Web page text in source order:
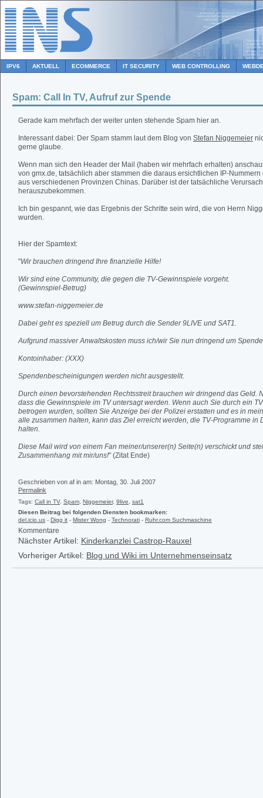
IPV6 AKTUELL ECOMMERCE IT SECURITY WEB CONTROLLING
Spam: Call In TV, Aufruf zur Spende
Gerade kam mehrfach der weiter unten stehende Spam hier an.
Interessant dabei: Der Spam stamm laut dem Blog von Stefan Niggemeier
gerne glaube.
Wenn man sich den Header der Mail (haben wir mehrfach erhalten)
von gmx.de, tatsächlich aber stammen die daraus ersichtlichen IP-
aus verschiedenen Provinzen Chinas. Darüber ist der tatsächliche
herauszubekommen.
Ich bin gespannt, wie das Ergebnis der Schritte sein wird, die von Herrn
wurden.
Hier der Spamtext:
"Wir brauchen dringend Ihre finanzielle Hilfe!
Wir sind eine Community, die gegen die TV-Gewinnspiele vorgeht.
(Gewinnspiel-Betrug)
www.stefan-niggemeier.de
Dabei geht es speziell um Betrug durch die Sender 9LIVE und SAT1.
Aufgrund massiver Anwaltskosten muss ich/wir Sie nun dringend um
Kontoinhaber: (XXX)
Spendenbescheinigungen werden nicht ausgestellt.
Durch einen bevorstehenden Rechtsstreit brauchen wir dringend das Geld.
dass die Gewinnspiele im TV untersagt werden. Wenn auch Sie durch ein
betrogen wurden, sollten Sie Anzeige bei der Polizei erstatten und es in
alle zusammen halten, kann das Ziel erreicht werden, die TV-Programme in
halten.
Diese Mail wird von einem Fan meiner/unserer(n) Seite(n) verschickt und
Zusammenhang mit mir/uns!" (Zitat Ende)
Geschrieben von af in am: Montag, 30. Juli 2007
Permalink
Tags: Call in TV, Spam Niggemeier, 9live
sat1
Diesen Beitrag bei folgenden Diensten bookmarken:
del.icio.us - Digg it - Mister Wong - Technorati - Ruhr.com Suchmaschine
Kommentare
Nächster Artikel: Kinderkanzlei Castrop-Rauxel
Vorheriger Artikel: Blog und Wiki im Unternehmenseinsatz